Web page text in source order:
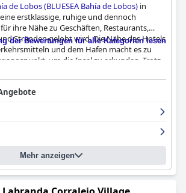
de Lobos (BLUESEA Bahía de Lobos) in
erstklassige, ruhige und dennoch
ihre Nähe zu Geschäften, Restaurants,
Stränden gelobt wird. Die Nähe des Hotels
und dem Hafen macht es zu
um die Insel zu erkunden. Trotz
bleibt es ein ruhiger Rückzugsort, wobei
geräumigen Zimmer zu dem positiven
was einen zufriedenstellenden
Das Abendessen erhält jedoch
Während die Qualität des Essens oft
Mangel an Abwechslung und sich
häufige Kritikpunkte. Gäste erleben
an der Bar, und Getränke
der Bewertungen für alle Kategorien lesen
Mehr anzeigen